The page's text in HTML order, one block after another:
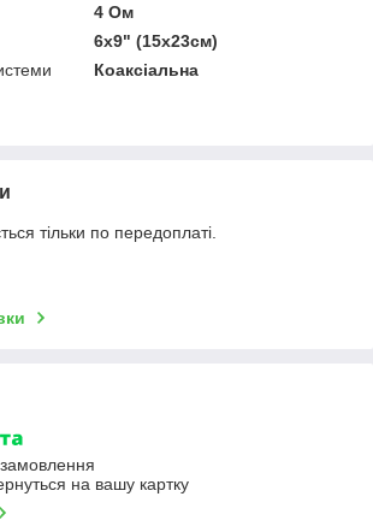
4 Ом
6x9" (15х23см)
Коаксіальна
тільки по передоплаті.
на вашу картку